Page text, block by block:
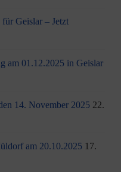
Geislar – Jetzt
am 01.12.2025 in Geislar
14. November 2025 22.
am 20.10.2025 17.